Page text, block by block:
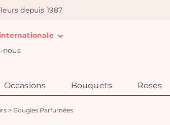
depuis 1987
nous
Occasions Bouquets Roses
> Bougies Parfumées